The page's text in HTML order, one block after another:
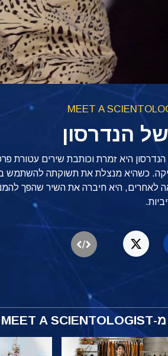
MEET A
הנדרסון
היא זמרת וכותבת שירים עטורת
כשהיא מנצלת את תשוקתה להשתמש
לאחרים, היא חיברה את השיר שהפך
מ-MEET A SCIENTOLOGIST